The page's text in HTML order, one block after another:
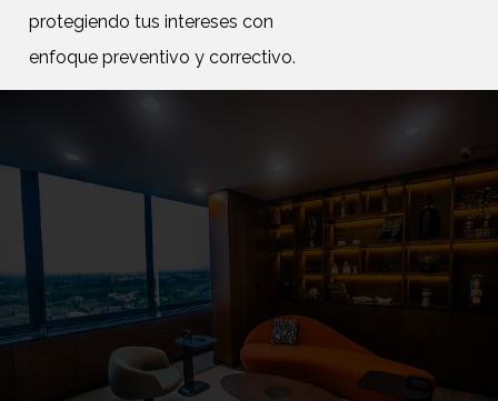
protegiendo tus intereses con
enfoque preventivo y correctivo.